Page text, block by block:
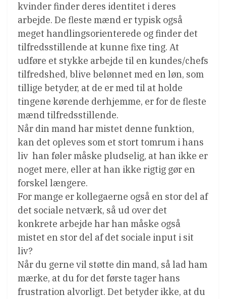
kvinder finder deres identitet i deres
arbejde. De fleste mænd er typisk også
meget handlingsorienterede og finder det
tilfredsstillende at kunne fixe ting. At
udføre et stykke arbejde til en kundes/chefs
tilfredshed, blive belønnet med en løn, som
tillige betyder, at de er med til at holde
tingene kørende derhjemme, er for de fleste
mænd tilfredsstillende.
Når din mand har mistet denne funktion,
kan det opleves som et stort tomrum i hans
liv  han føler måske pludselig, at han ikke er
noget mere, eller at han ikke rigtig gør en
forskel længere.
For mange er kollegaerne også en stor del af
det sociale netværk, så ud over det
konkrete arbejde har han måske også
mistet en stor del af det sociale input i sit
liv?
Når du gerne vil støtte din mand, så lad ham
mærke, at du for det første tager hans
frustration alvorligt. Det betyder ikke, at du